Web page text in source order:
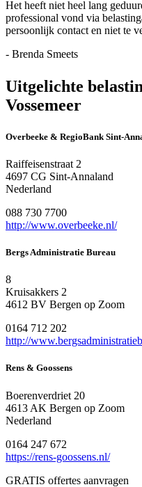
Het heeft niet heel lang
professional vond via
persoonlijk contact en niet te
- Brenda Smeets
Uitgelichte
Vossemeer
Overbeeke & RegioBank Sint-
Raiffeisenstraat 2
4697 CG Sint-Annaland
Nederland
088 730 7700
http://www.overbeeke.nl/
Bergs Administratie Bureau
8
Kruisakkers 2
4612 BV Bergen op Zoom
0164 712 202
http://
Rens & Goossens
Boerenverdriet 20
4613 AK Bergen op Zoom
Nederland
0164 247 672
https://rens-goossens.nl/
GRATIS offertes aanvragen